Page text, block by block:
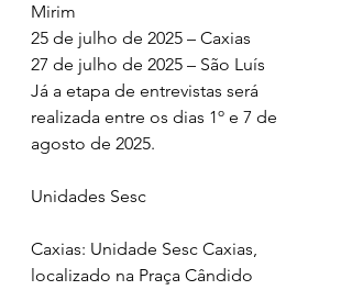
Mirim
25 de julho de 2025 – Caxias
27 de julho de 2025 – São Luís
Já a etapa de entrevistas será
realizada entre os dias 1º e 7 de
agosto de 2025.
Unidades Sesc
Caxias: Unidade Sesc Caxias,
localizado na Praça Cândido